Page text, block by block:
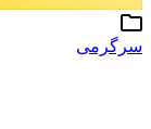
سرگرمی